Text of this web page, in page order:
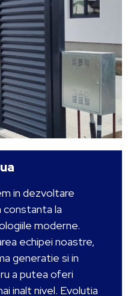
in dezvoltare
constanta la
moderne.
echipei noastre,
generatie si in
a putea oferi
inalt nivel. Evolutia